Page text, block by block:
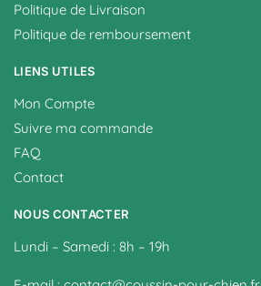
Politique de Livraison
Politique de remboursement
LIENS UTILES
Mon Compte
Suivre ma commande
FAQ
Contact
NOUS CONTACTER
Lundi – Samedi : 8h – 19h